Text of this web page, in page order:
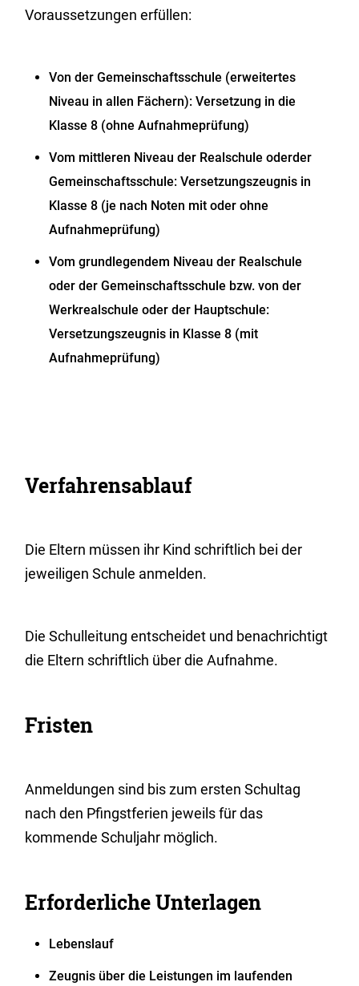
Voraussetzungen erfüllen:
Von der Gemeinschaftsschule (erweitertes
Niveau in allen Fächern): Versetzung in die
Klasse 8 (ohne Aufnahmeprüfung)
Vom mittleren Niveau der Realschule oderder
Gemeinschaftsschule: Versetzungszeugnis in
Klasse 8 (je nach Noten mit oder ohne
Aufnahmeprüfung)
Vom grundlegendem Niveau der Realschule
oder der Gemeinschaftsschule bzw. von der
Werkrealschule oder der Hauptschule:
Versetzungszeugnis in Klasse 8 (mit
Aufnahmeprüfung)
Verfahrensablauf
Die Eltern müssen ihr Kind schriftlich bei der
jeweiligen Schule anmelden.
Die Schulleitung entscheidet und benachrichtigt
die Eltern schriftlich über die Aufnahme.
Fristen
Anmeldungen sind bis zum ersten Schultag
nach den Pfingstferien jeweils für das
kommende Schuljahr möglich.
Erforderliche Unterlagen
Lebenslauf
Zeugnis über die Leistungen im laufenden